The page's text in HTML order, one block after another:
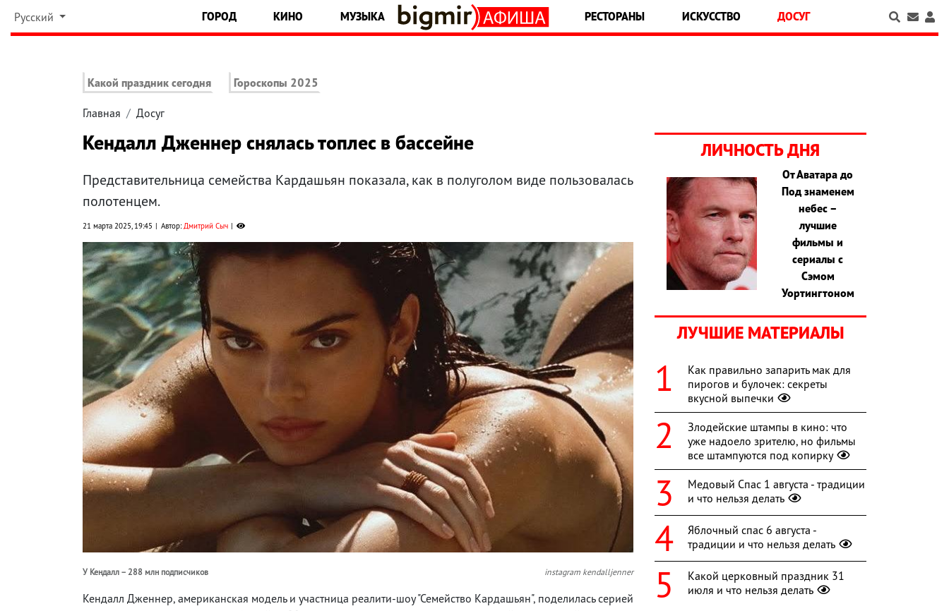
Русский ГОРОД КИНО МУЗЫКА РЕСТОРАНЫ ИСКУССТВО ДОСУГ
Какой праздник сегодня Гороскопы 2025
Главная Досуг
Кендалл Дженнер снялась топлес в бассейне
Представительница семейства Кардашьян показала, как в полуголом виде пользовалась
полотенцем.
21 марта 2025, 19:45 Автор:Дмитрий Сыч
У Кендалл – 288 млн подписчиков instagram kendalljenner
Кендалл Дженнер, американская модель и участница реалити-шоу "Семейство Кардашьян", поделилась серией
ЛИЧНОСТЬ ДНЯ
От Аватара до
Под знаменем
небес –
лучшие
фильмы и
сериалы с
Сэмом
Уортингтоном
ЛУЧШИЕ МАТЕРИАЛЫ
Как правильно запарить мак для
пирогов и булочек: секреты
вкусной выпечки
Злодейские штампы в кино: что
уже надоело зрителю, но фильмы
все штампуются под копирку
Медовый Спас 1 августа - традиции
и что нельзя делать
Яблочный спас 6 августа -
традиции и что нельзя делать
Какой церковный праздник 31
июля и что нельзя делать